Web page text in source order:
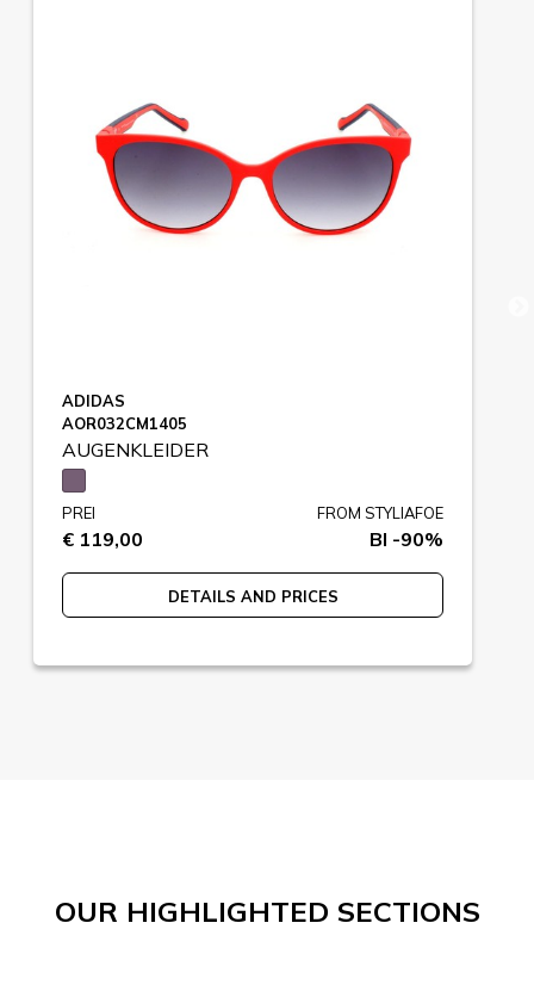
ADIDAS
AOR032CM1405
AUGENKLEIDER
PREI
€ 119,00
FROM STYLIAFOE
BI -90%
DETAILS AND PRICES
OUR HIGHLIGHTED SECTIONS